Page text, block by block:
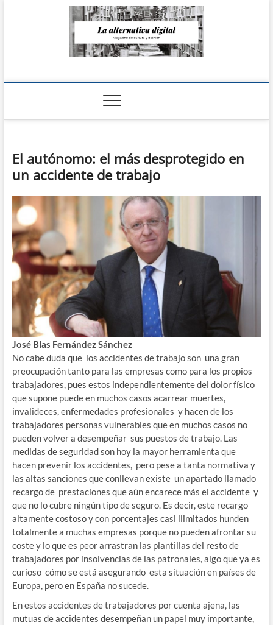
La Alternativa
El autónomo: el más desprotegido en
un accidente de trabajo
José Blas Fernández Sánchez
No cabe duda que los accidentes de trabajo son una gran
preocupación tanto para las empresas como para los propios
trabajadores, pues estos independientemente del dolor físico
que supone puede en muchos casos acarrear muertes,
invalideces, enfermedades profesionales y hacen de los
trabajadores personas vulnerables que en muchos casos no
pueden volver a desempeñar sus puestos de trabajo. Las
medidas de seguridad son hoy la mayor herramienta que
hacen prevenir los accidentes, pero pese a tanta normativa y
las altas sanciones que conllevan existe un apartado llamado
recargo de prestaciones que aún encarece más el accidente y
que no lo cubre ningún tipo de seguro. Es decir, este recargo
altamente costoso y con porcentajes casi ilimitados hunden
totalmente a muchas empresas porque no pueden afrontar su
coste y lo que es peor arrastran las plantillas del resto de
trabajadores por insolvencias de las patronales, algo que ya es
curioso cómo se está asegurando esta situación en países de
Europa, pero en España no sucede.
En estos accidentes de trabajadores por cuenta ajena, las
mutuas de accidentes desempeñan un papel muy importante,